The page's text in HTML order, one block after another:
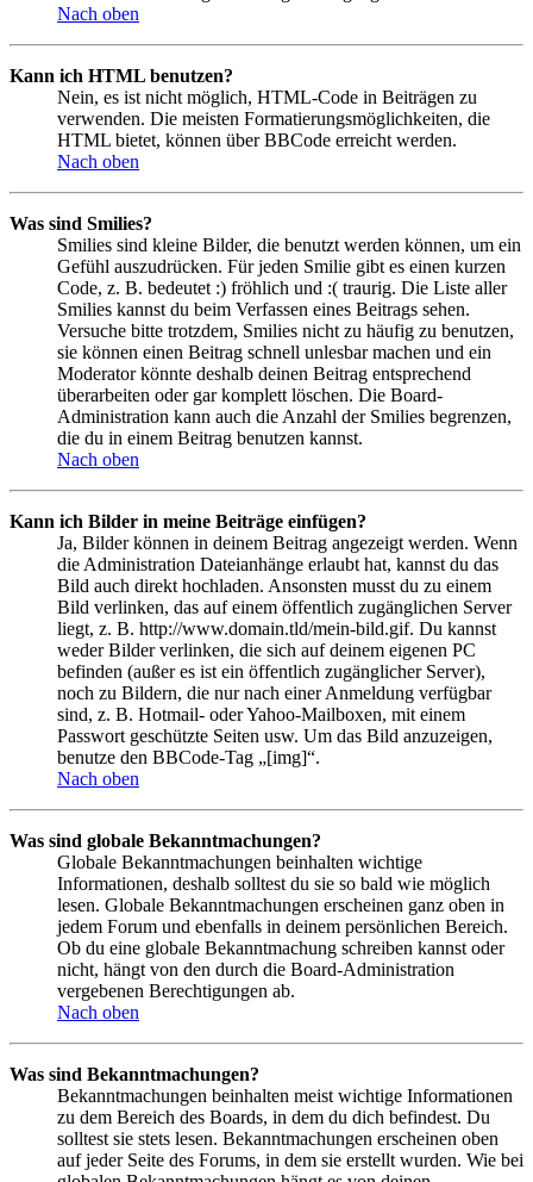
Nach oben
Kann ich HTML benutzen?
Nein, es ist nicht möglich, HTML-Code in Beiträgen zu
verwenden. Die meisten Formatierungsmöglichkeiten, die
HTML bietet, können über BBCode erreicht werden.
Nach oben
Was sind Smilies?
Smilies sind kleine Bilder, die benutzt werden können, um ein
Gefühl auszudrücken. Für jeden Smilie gibt es einen kurzen
Code, z. B. bedeutet :) fröhlich und :( traurig. Die Liste aller
Smilies kannst du beim Verfassen eines Beitrags sehen.
Versuche bitte trotzdem, Smilies nicht zu häufig zu benutzen,
sie können einen Beitrag schnell unlesbar machen und ein
Moderator könnte deshalb deinen Beitrag entsprechend
überarbeiten oder gar komplett löschen. Die Board-
Administration kann auch die Anzahl der Smilies begrenzen,
die du in einem Beitrag benutzen kannst.
Nach oben
Kann ich Bilder in meine Beiträge einfügen?
Ja, Bilder können in deinem Beitrag angezeigt werden. Wenn
die Administration Dateianhänge erlaubt hat, kannst du das
Bild auch direkt hochladen. Ansonsten musst du zu einem
Bild verlinken, das auf einem öffentlich zugänglichen Server
liegt, z. B. http://www.domain.tld/mein-bild.gif. Du kannst
weder Bilder verlinken, die sich auf deinem eigenen PC
befinden (außer es ist ein öffentlich zugänglicher Server),
noch zu Bildern, die nur nach einer Anmeldung verfügbar
sind, z. B. Hotmail- oder Yahoo-Mailboxen, mit einem
Passwort geschützte Seiten usw. Um das Bild anzuzeigen,
benutze den BBCode-Tag „[img]“.
Nach oben
Was sind globale Bekanntmachungen?
Globale Bekanntmachungen beinhalten wichtige
Informationen, deshalb solltest du sie so bald wie möglich
lesen. Globale Bekanntmachungen erscheinen ganz oben in
jedem Forum und ebenfalls in deinem persönlichen Bereich.
Ob du eine globale Bekanntmachung schreiben kannst oder
nicht, hängt von den durch die Board-Administration
vergebenen Berechtigungen ab.
Nach oben
Was sind Bekanntmachungen?
Bekanntmachungen beinhalten meist wichtige Informationen
zu dem Bereich des Boards, in dem du dich befindest. Du
solltest sie stets lesen. Bekanntmachungen erscheinen oben
auf jeder Seite des Forums, in dem sie erstellt wurden. Wie bei